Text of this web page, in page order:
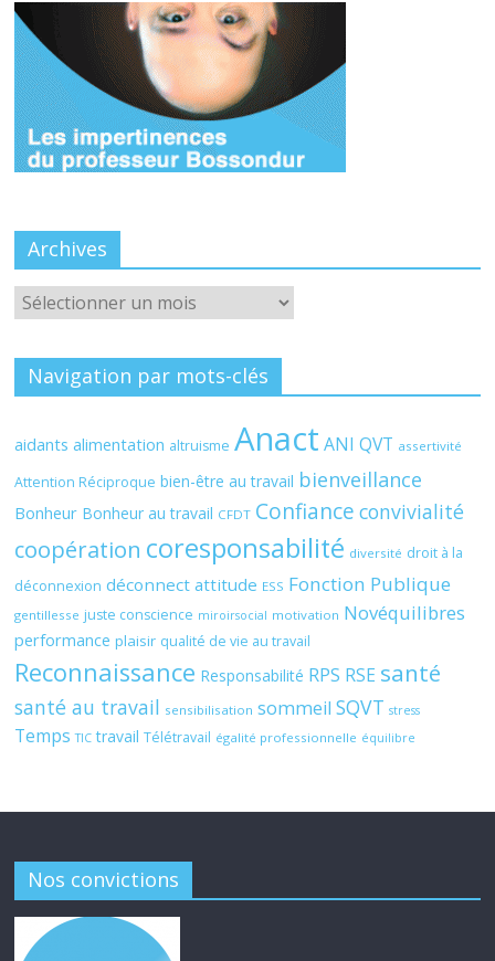
Archives
Archives
Navigation par mots-clés
aidants alimentation altruisme Anact ANI QVT assertivité
Attention Réciproque bien-être au travail bienveillance
Bonheur Bonheur au travail CFDT Confiance convivialité
coopération coresponsabilité diversité droit à la
déconnexion déconnect attitude ESS Fonction Publique
gentillesse juste conscience miroirsocial motivation Novéquilibres
performance plaisir qualité de vie au travail
Reconnaissance Responsabilité RPS RSE santé
santé au travail sensibilisation sommeil SQVT stress
Temps TIC travail Télétravail égalité professionnelle équilibre
Nos convictions